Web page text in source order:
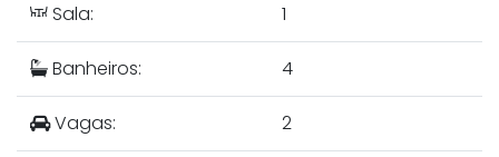
Sala: 1
Banheiros: 4
Vagas: 2